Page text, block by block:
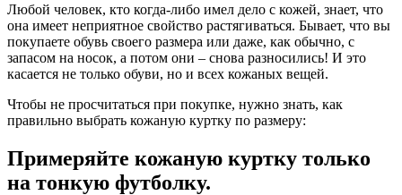
Любой человек, кто когда-либо имел дело с кожей, знает, что
она имеет неприятное свойство растягиваться. Бывает, что вы
покупаете обувь своего размера или даже, как обычно, с
запасом на носок, а потом они – снова разносились! И это
касается не только обуви, но и всех кожаных вещей.
Чтобы не просчитаться при покупке, нужно знать, как
правильно выбрать кожаную куртку по размеру:
Примеряйте кожаную куртку только
на тонкую футболку.